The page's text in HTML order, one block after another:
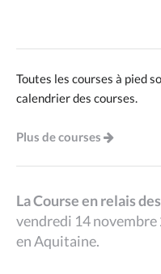
Toutes les courses à pied
calendrier des courses.
Plus de courses
La Course en relais
vendredi 14 novembre
en Aquitaine.